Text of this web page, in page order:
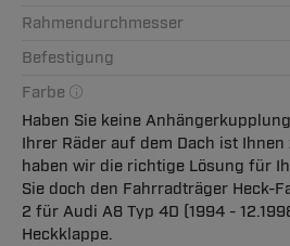
Rahmendurchmesser
Befestigung
Farbe
Haben Sie keine
Ihrer Räder auf dem Dach ist Ihnen
haben wir die richtige Lösung für
Sie doch den Fahrradträger Heck-
2 für Audi A8 Typ 4D (1994 -
Heckklappe.